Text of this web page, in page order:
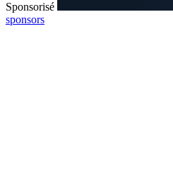
Sponsorisé
sponsors